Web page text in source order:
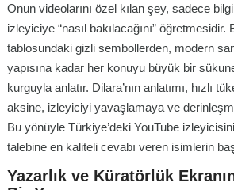
Onun videolarını özel kılan şey, sadece
izleyiciye “nasıl bakılacağını” öğretmesidir.
tablosundaki gizli sembollerden, modern
yapısına kadar her konuyu büyük bir
kurguyla anlatır. Dilara’nın anlatımı, hızlı
aksine, izleyiciyi yavaşlamaya ve
Bu yönüyle Türkiye’deki YouTube
talebine en kaliteli cevabı veren isimlerin
Yazarlık ve Küratörlük